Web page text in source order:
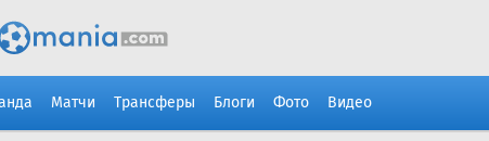
Матчи Трансферы Блоги Фото Видео